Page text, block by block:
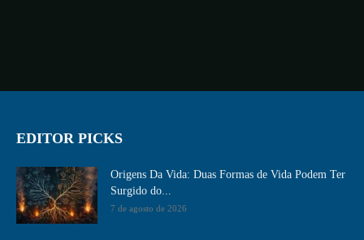
EDITOR PICKS
Origens Da Vida: Duas Formas de Vida Podem Ter
Surgido do...
7 de agosto de 2026